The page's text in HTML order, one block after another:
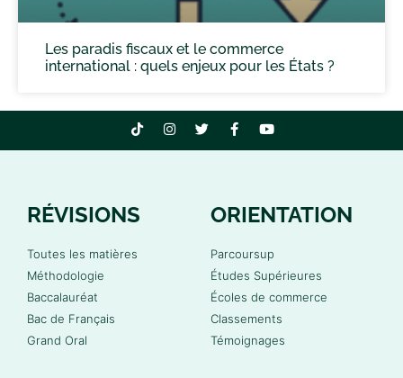
Les paradis fiscaux et le commerce
international : quels enjeux pour les États ?
RÉVISIONS
Toutes les matières
Méthodologie
Baccalauréat
Bac de Français
Grand Oral
ORIENTATION
Parcoursup
Études Supérieures
Écoles de commerce
Classements
Témoignages